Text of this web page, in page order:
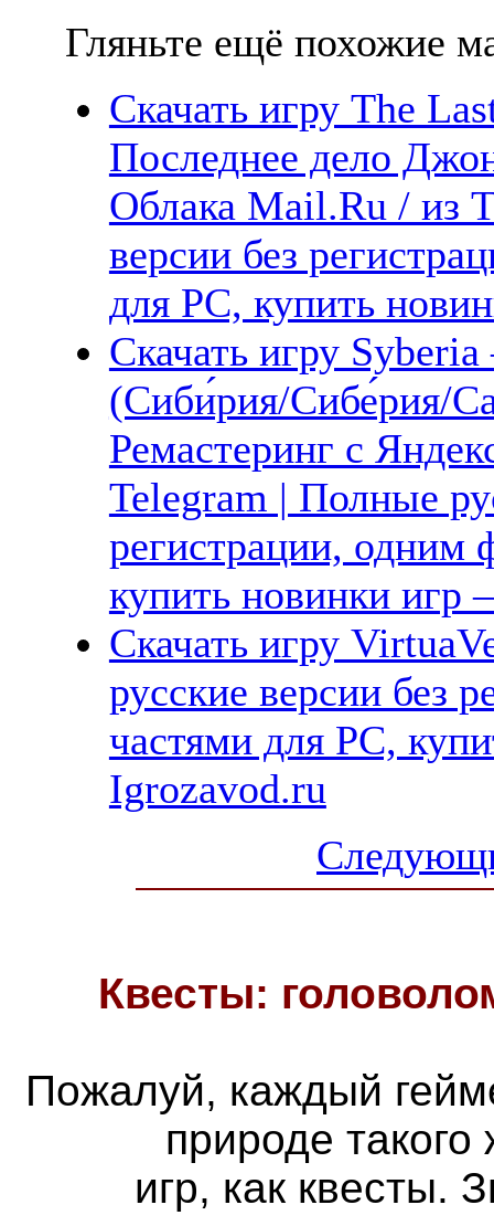
Гляньте ещё похожие
Скачать игру The
Последнее дело
Облака Mail.Ru / из
версии без
для PC, купить
Скачать игру
(Сиби́рия/Сибе́рия/
Ремастеринг с
Telegram | Полные
регистрации, одним
купить новинки
Скачать игру
русские версии без
частями для PC,
Igrozavod.ru
Квесты:
Пожалуй, каждый
природе
игр, как квесты.